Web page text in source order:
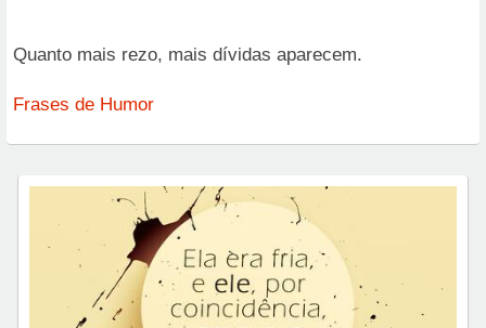
Quanto mais rezo, mais dívidas aparecem.
Frases de Humor